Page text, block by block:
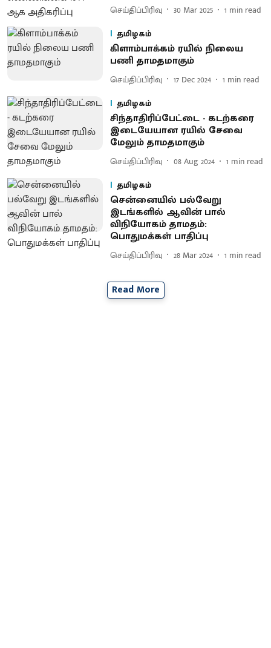
செய்திப்பிரிவு 30 Mar 2025 1 min read
தமிழகம்
கிளாம்பாக்கம் ரயில் நிலைய
பணி தாமதமாகும்
செய்திப்பிரிவு 17 Dec 2024 1 min read
தமிழகம்
சிந்தாதிரிப்பேட்டை - கடற்கரை
இடையேயான ரயில் சேவை
மேலும் தாமதமாகும்
செய்திப்பிரிவு 08 Aug 2024 1 min read
தமிழகம்
சென்னையில் பல்வேறு
இடங்களில் ஆவின் பால்
விநியோகம் தாமதம்:
பொதுமக்கள் பாதிப்பு
செய்திப்பிரிவு 28 Mar 2024 1 min read
Read More